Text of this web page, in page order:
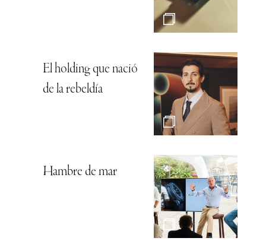
El holding que nació
de la rebeldía
Hambre de mar